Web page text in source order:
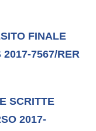
FINALE
7567/RER
SCRITTE
2017-